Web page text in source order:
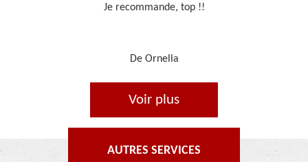
Travail sérieux
De Je cours je peins
Voir plus
AUTRES SERVICES